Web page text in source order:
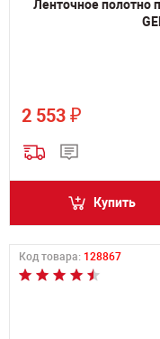
Ленточное полотно
2 553 ₽
Купить
Код товара: 128867